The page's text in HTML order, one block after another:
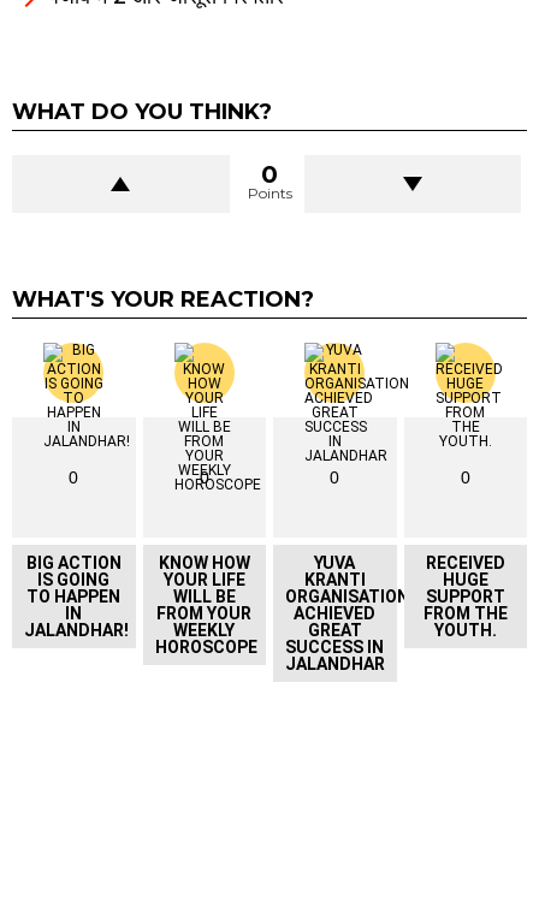
WHAT DO YOU THINK?
0
Points
WHAT'S YOUR REACTION?
0
BIG ACTION
IS GOING
TO HAPPEN
IN
JALANDHAR!
0
KNOW HOW
YOUR LIFE
WILL BE
FROM YOUR
WEEKLY
HOROSCOPE
0
YUVA
KRANTI
ORGANISATION
ACHIEVED
GREAT
SUCCESS IN
JALANDHAR
0
RECEIVED
HUGE
SUPPORT
FROM THE
YOUTH.